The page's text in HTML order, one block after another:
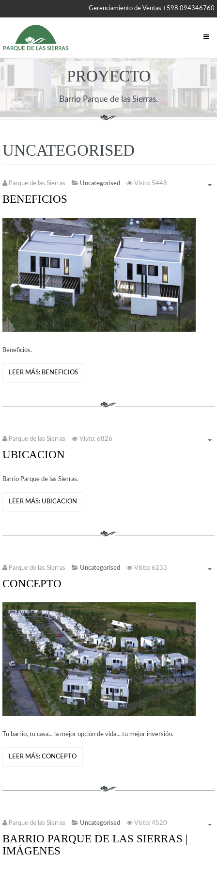
Gerenciamiento de Ventas +598 094346760
PROYECTO
Barrio Parque de las Sierras.
UNCATEGORISED
Parque de las Sierras Uncategorised Visto: 5448
BENEFICIOS
Beneficios.
LEER MÁS: BENEFICIOS
Parque de las Sierras Visto: 6826
UBICACION
Barrio Parque de las Sierras.
LEER MÁS: UBICACION
Parque de las Sierras Uncategorised Visto: 6233
CONCEPTO
Tu barrio, tu casa... la mejor opción de vida... tu mejor inversión.
LEER MÁS: CONCEPTO
Parque de las Sierras Uncategorised Visto: 4520
BARRIO PARQUE DE LAS SIERRAS |
IMÁGENES